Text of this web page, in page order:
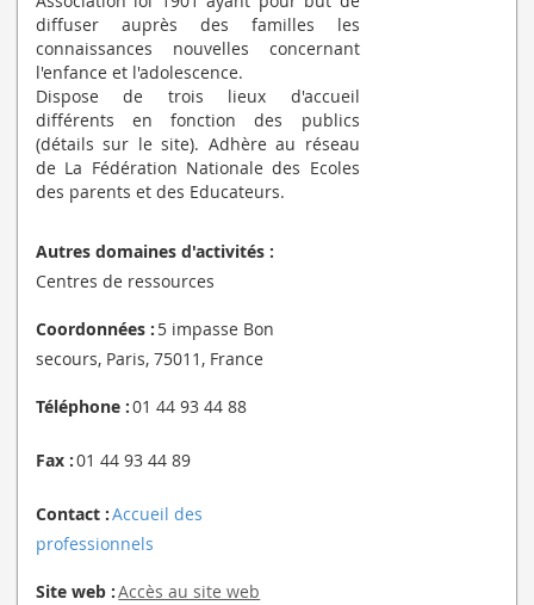
diffuser auprès des familles les
connaissances nouvelles concernant
l'enfance et l'adolescence.
Dispose de trois lieux d'accueil
différents en fonction des publics
(détails sur le site). Adhère au réseau
de La Fédération Nationale des Ecoles
des parents et des Educateurs.
Autres domaines d'activités :
Centres de ressources
Coordonnées : 5 impasse Bon
secours, Paris, 75011, France
Téléphone :01 44 93 44 88
Fax :01 44 93 44 89
Contact :Accueil des
professionnels
Site web :Accès au site web